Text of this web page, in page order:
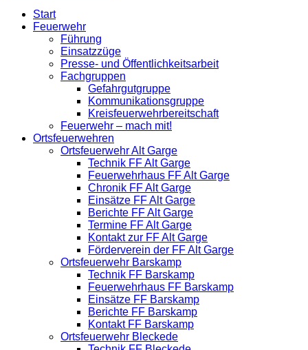
Start
Feuerwehr
Führung
Einsatzzüge
Presse- und Öffentlichkeitsarbeit
Fachgruppen
Gefahrgutgruppe
Kommunikationsgruppe
Kreisfeuerwehrbereitschaft
Feuerwehr – mach mit!
Ortsfeuerwehren
Ortsfeuerwehr Alt Garge
Technik FF Alt Garge
Feuerwehrhaus FF Alt Garge
Chronik FF Alt Garge
Einsätze FF Alt Garge
Berichte FF Alt Garge
Termine FF Alt Garge
Kontakt zur FF Alt Garge
Förderverein der FF Alt Garge
Ortsfeuerwehr Barskamp
Technik FF Barskamp
Feuerwehrhaus FF Barskamp
Einsätze FF Barskamp
Berichte FF Barskamp
Kontakt FF Barskamp
Ortsfeuerwehr Bleckede